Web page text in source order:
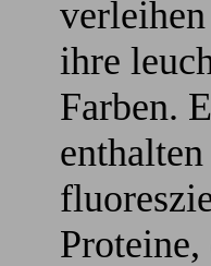
ihre
Farben.